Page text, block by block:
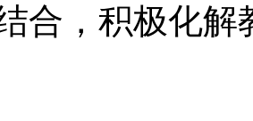
合，积极化解